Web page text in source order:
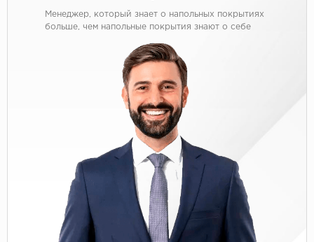
Менеджер, который знает о напольных покрытиях
больше, чем напольные покрытия знают о себе